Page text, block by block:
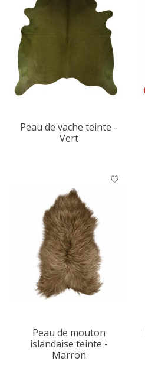
Peau de vache teinte -
Vert
Peau de mouton
islandaise teinte -
Marron